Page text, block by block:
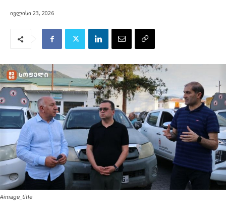
ივლისი 23, 2026
#image_title